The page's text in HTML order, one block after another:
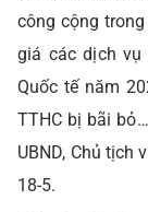
công cộng
giá các dịch vụ
Quốc tế năm
TTHC bị bãi
UBND, Chủ tịch
18-5.